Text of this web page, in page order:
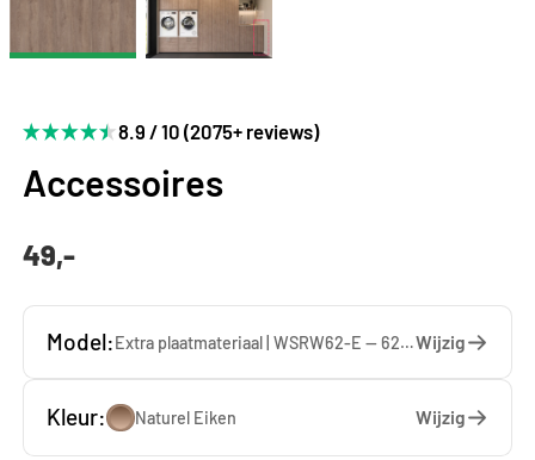
8.9 / 10 (2075+ reviews)
Accessoires
49,-
Model: Extra plaatmateriaal | WSRW62-E — 62.5 x 137 x 1.9 cmWijzig
Kleur: Naturel Eiken Wijzig